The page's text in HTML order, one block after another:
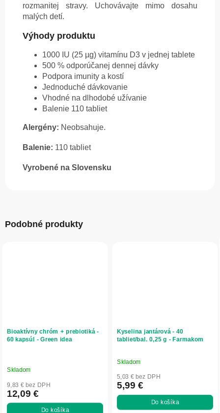
rozmanitej stravy. Uchovávajte mimo dosahu
malých detí.
Výhody produktu
1000 IU (25 µg) vitamínu D3 v jednej tablete
500 % odporúčanej dennej dávky
Podpora imunity a kostí
Jednoduché dávkovanie
Vhodné na dlhodobé užívanie
Balenie 110 tabliet
Alergény: Neobsahuje.
Balenie: 110 tabliet
Vyrobené na Slovensku
Podobné produkty
Bioaktívny chróm + prebiotiká -
60 kapsúl - Green idea
Skladom
9,83 € bez DPH
12,09 €
Do košíka
Kyselina jantárová - 40
tabliet/bal. 0,25 g - Farmakom
Priemerné
hodnotenie
produktu
je
Skladom
5,03 € bez DPH
5,99 €
Do košíka